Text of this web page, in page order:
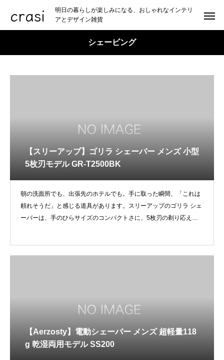
crasi
明日の暮らしが楽しみになる、おしゃれなインテリ
アとデザイン雑貨
シェービング
【スリーアップ】ゴリラ シェーバー メンズ 小型
5枚刃モデル GR-T2500BK
朝の洗面所でも、出張先のホテルでも。手に取った瞬間、「これは
頼れそうだ」と感じる道具があります。スリーアップのゴリラ シェ
ーバーは、手のひらサイズのコンパクトさに、5枚刃の剃り応えを
【Aerzosty】電動シェーバー メンズ 超軽量118
g 乾湿両用モデル SS200